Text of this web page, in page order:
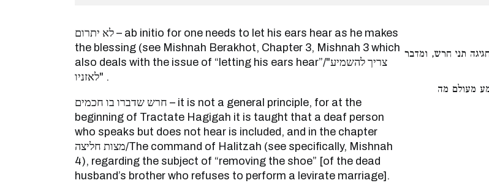
לא יתרום – ab initio for one needs to let his ears hear as he makes
the blessing (see Mishnah Berakhot, Chapter 3, Mishnah 3 which
also deals with the issue of “letting his ears hear”/"צריך להשמיע
לאזניו" .
חרש שדברו בו חכמים – it is not a general principle, for at the
beginning of Tractate Hagigah it is taught that a deaf person
who speaks but does not hear is included, and in the chapter
מצות חליצה/The command of Halitzah (see specifically, Mishnah
4), regarding the subject of “removing the shoe” [of the dead
husband’s brother who refuses to perform a levirate marriage].
תני חרש, ומדבר
מעולם מה